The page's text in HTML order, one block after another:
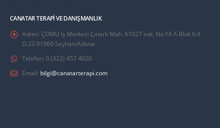
CANATAR TERAPI VE DANIŞMANLIK
Adres: ÇOMU İş Merkezi Çınarlı Mah. 61027 sok. No:18 A Blok K:4
D:22 01060 Seyhan/Adana
Telefon: 0 (322) 457 4020
Email: bilgi@canatarterapi.com